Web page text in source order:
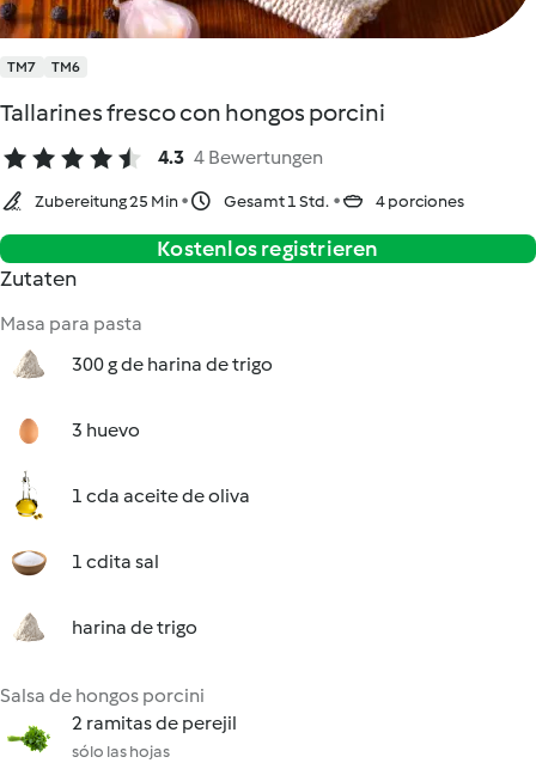
TM7 TM6
Tallarines fresco con hongos porcini
4.3 4 Bewertungen
Zubereitung 25 Min Gesamt 1 Std. 4 porciones
Kostenlos registrieren
Zutaten
Masa para pasta
300 g de harina de trigo
3 huevo
1 cda aceite de oliva
1 cdita sal
harina de trigo
Salsa de hongos porcini
2 ramitas de perejil
sólo las hojas